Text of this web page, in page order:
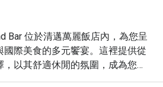
Bar 位於清邁萬麗飯店內，為您呈
際美食的多元饗宴。這裡提供從
以其舒適休閒的氛圍，成為您享
論是獨自用餐、與摯友相聚，或是